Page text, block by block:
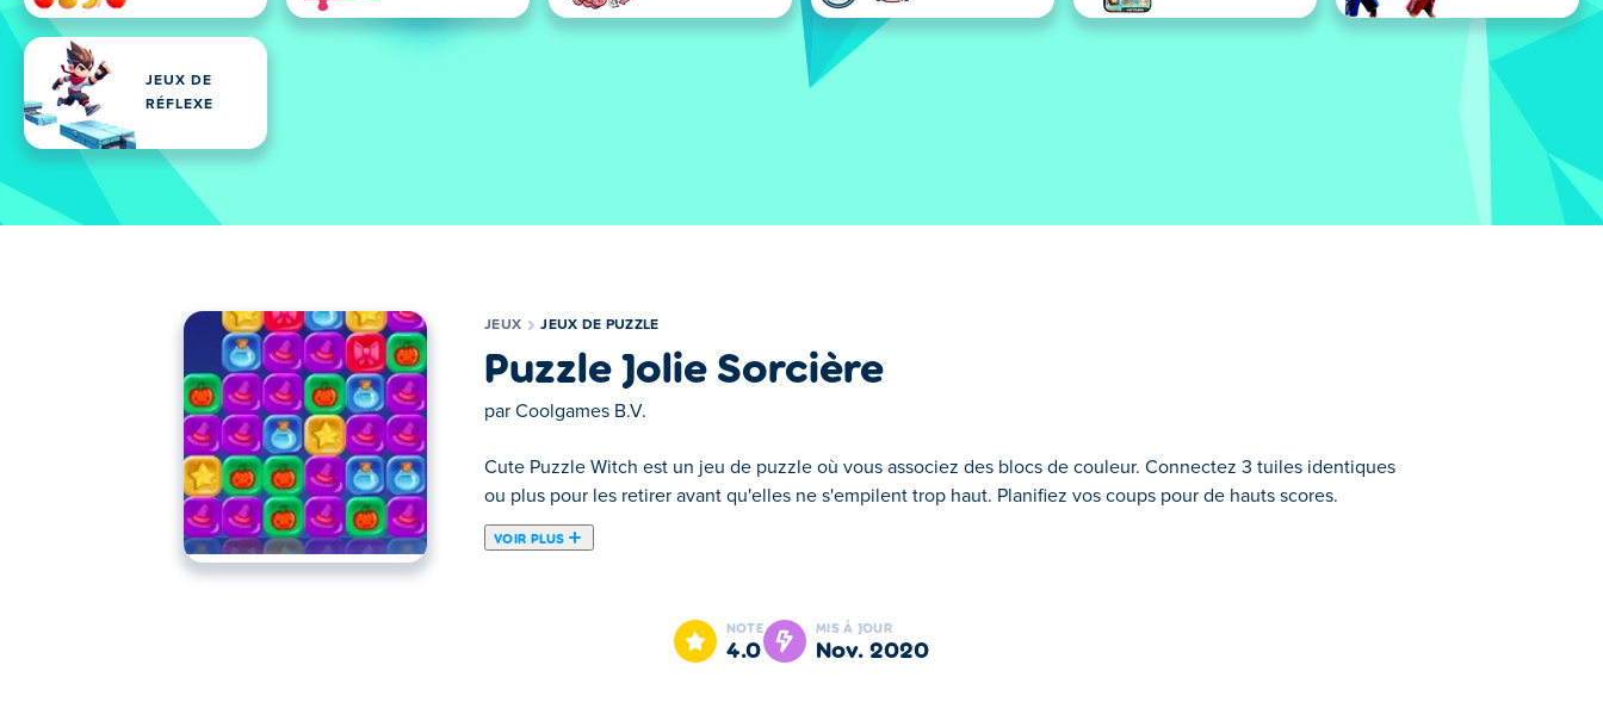
JEUX DE
RÉFLEXE
JEUX JEUX DE PUZZLE
Puzzle Jolie Sorcière
par Coolgames B.V.
Cute Puzzle Witch est un jeu de puzzle où vous associez des blocs de couleur. Connectez 3 tuiles identiques
ou plus pour les retirer avant qu'elles ne s'empilent trop haut. Planifiez vos coups pour de hauts scores.
VOIR PLUS
Détruis les tuiles magiques dans Puzzle Jolie Sorcière ! Supprime les tuiles à l'effigie de sorcières à chapeau, de nœuds et d'étoiles. Utilise les
NOTE
4.0
MIS À JOUR
nov. 2020